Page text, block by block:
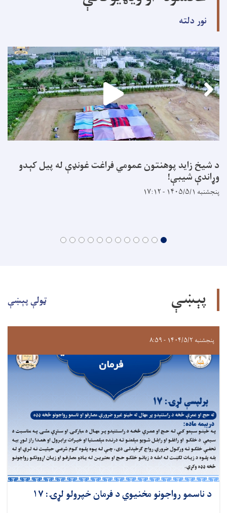
نور دلته
د شیخ زاید پوهنتون عمومي فراغت غونډې له پیل کېدو
وړاندې شیبې!
پنجشنبه ۱۴۰۵/۵/۱ - ۱۷:۱۲
پېښې ټولې پېښې
پنجشنبه ۱۴۰۴/۵/۲ - ۸:۵۹
د ناسمو رواجونو مخنیوي د فرمان خپرولو لړۍ: ۱۷